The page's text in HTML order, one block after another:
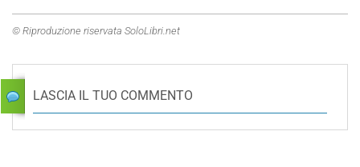
© Riproduzione riservata SoloLibri.net
LASCIA IL TUO COMMENTO